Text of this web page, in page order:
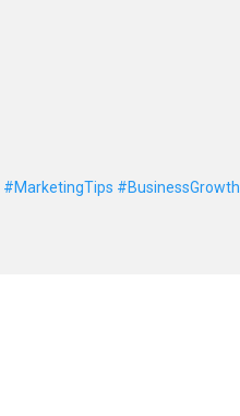
#MarketingTips #BusinessGrowth